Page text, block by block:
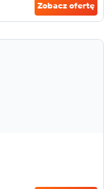
Zobacz ofertę